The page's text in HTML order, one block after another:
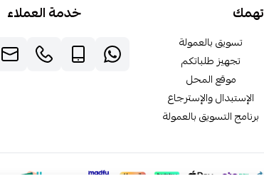
تسويق بالعمولة
تجهيز طلباتكم
موقع المحل
الإستبدال والإسترجاع
برنامج التسويق بالعمولة
خدمة العملاء